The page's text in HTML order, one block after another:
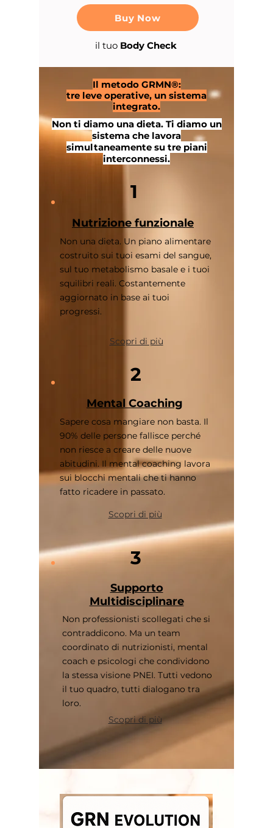
Buy Now
il tuo Body Check
Il metodo GRMN®:
tre leve operative, un sistema
integrato.
Non ti diamo una dieta. Ti diamo un
sistema che lavora
simultaneamente su tre piani
interconnessi.
1
Nutrizione funzionale
Non una dieta. Un piano alimentare
costruito sui tuoi esami del sangue,
sul tuo metabolismo basale e i tuoi
squilibri reali. Costantemente
aggiornato in base ai tuoi
progressi.
Scopri di più
Mental Coaching
Sapere cosa mangiare non basta. Il
90% delle persone fallisce perché
non riesce a creare delle nuove
abitudini. Il mental coaching lavora
sui blocchi mentali che ti hanno
fatto ricadere in passato.
Scopri di più
2
Supporto
Multidisciplinare
Non professionisti scollegati che si
contraddicono. Ma un team
coordinato di nutrizionisti, mental
coach e psicologi che condividono
la stessa visione PNEI. Tutti vedono
il tuo quadro, tutti dialogano tra
loro.
Scopri di più
3